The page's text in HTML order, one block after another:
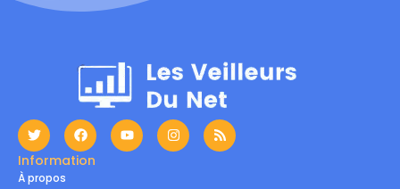
Information
À propos